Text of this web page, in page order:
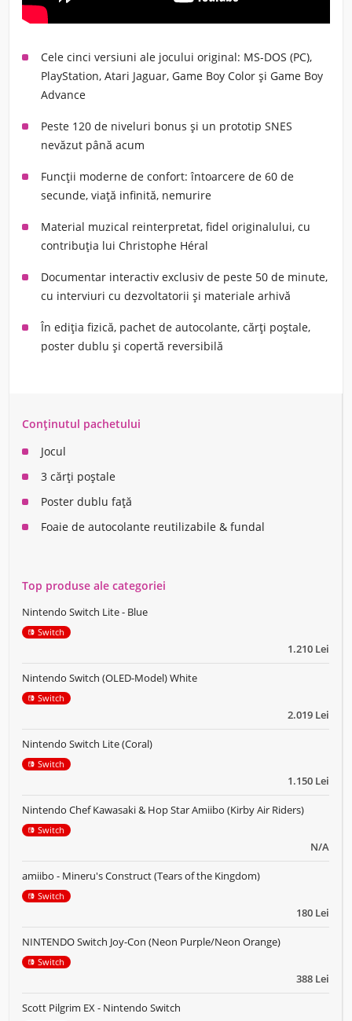
Cele cinci versiuni ale jocului original: MS-DOS (PC),
PlayStation, Atari Jaguar, Game Boy Color și Game Boy
Advance
Peste 120 de niveluri bonus și un prototip SNES
nevăzut până acum
Funcții moderne de confort: întoarcere de 60 de
secunde, viață infinită, nemurire
Material muzical reinterpretat, fidel originalului, cu
contribuția lui Christophe Héral
Documentar interactiv exclusiv de peste 50 de minute,
cu interviuri cu dezvoltatorii și materiale arhivă
În ediția fizică, pachet de autocolante, cărți poștale,
poster dublu și copertă reversibilă
Conținutul pachetului
Jocul
3 cărți poștale
Poster dublu față
Foaie de autocolante reutilizabile & fundal
Top produse ale categoriei
1.210 Lei
Nintendo Switch Lite - Blue
Switch
2.019 Lei
Nintendo Switch (OLED-Model) White
Switch
1.150 Lei
Nintendo Switch Lite (Coral)
Switch
N/A
Nintendo Chef Kawasaki & Hop Star Amiibo (Kirby Air Riders)
Switch
180 Lei
amiibo - Mineru's Construct (Tears of the Kingdom)
Switch
388 Lei
NINTENDO Switch Joy-Con (Neon Purple/Neon Orange)
Switch
Scott Pilgrim EX - Nintendo Switch